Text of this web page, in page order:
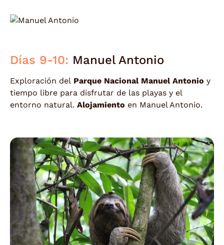
Días 9-10: Manuel Antonio
Exploración del Parque Nacional Manuel Antonio y
tiempo libre para disfrutar de las playas y el
entorno natural. Alojamiento en Manuel Antonio.